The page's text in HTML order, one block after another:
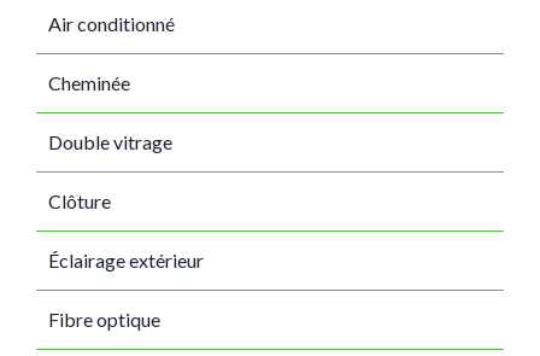
Air conditionné
Cheminée
Double vitrage
Clôture
Éclairage extérieur
Fibre optique